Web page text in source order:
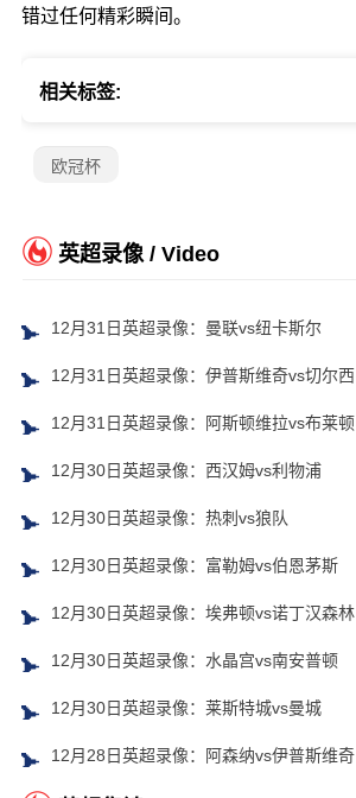
错过任何精彩瞬间。
相关标签:
欧冠杯
英超录像 / Video
12月31日英超录像：曼联vs纽卡斯尔
12月31日英超录像：伊普斯维奇vs切尔西
12月31日英超录像：阿斯顿维拉vs布莱顿
12月30日英超录像：西汉姆vs利物浦
12月30日英超录像：热刺vs狼队
12月30日英超录像：富勒姆vs伯恩茅斯
12月30日英超录像：埃弗顿vs诺丁汉森林
12月30日英超录像：水晶宫vs南安普顿
12月30日英超录像：莱斯特城vs曼城
12月28日英超录像：阿森纳vs伊普斯维奇